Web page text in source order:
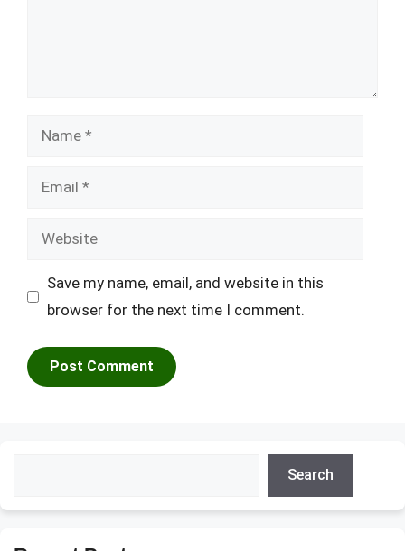
Name
Email
Website
Save my name, email, and website in this
browser for the next time I comment.
Search